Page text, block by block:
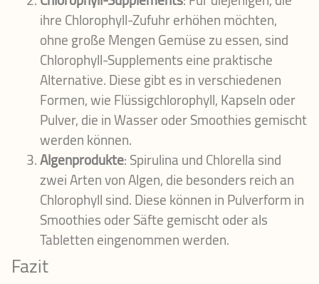
ihre Chlorophyll-Zufuhr erhöhen möchten,
ohne große Mengen Gemüse zu essen, sind
Chlorophyll-Supplements eine praktische
Alternative. Diese gibt es in verschiedenen
Formen, wie Flüssigchlorophyll, Kapseln oder
Pulver, die in Wasser oder Smoothies gemischt
werden können.
Algenprodukte: Spirulina und Chlorella sind
zwei Arten von Algen, die besonders reich an
Chlorophyll sind. Diese können in Pulverform in
Smoothies oder Säfte gemischt oder als
Tabletten eingenommen werden.
Fazit